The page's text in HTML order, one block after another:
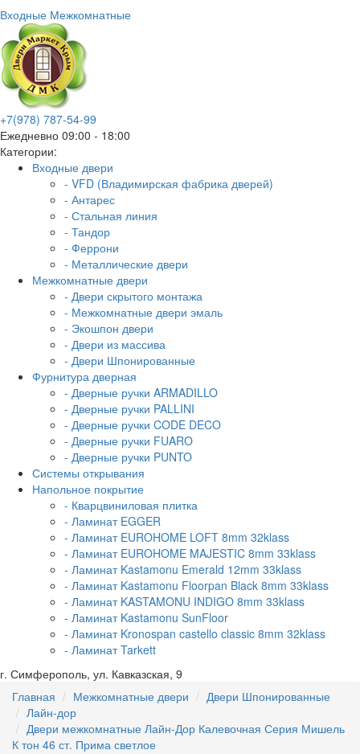
Входные Межкомнатные
+7(978) 787-54-99
Ежедневно 09:00 - 18:00
Категории:
Входные двери
- VFD (Владимирская фабрика дверей)
- Антарес
- Стальная линия
- Тандор
- Феррони
- Металлические двери
Межкомнатные двери
- Двери скрытого монтажа
- Межкомнатные двери эмаль
- Экошпон двери
- Двери из массива
- Двери Шпонированные
Фурнитура дверная
- Дверные ручки ARMADILLO
- Дверные ручки PALLINI
- Дверные ручки CODE DECO
- Дверные ручки FUARO
- Дверные ручки PUNTO
Системы открывания
Напольное покрытие
- Кварцвиниловая плитка
- Ламинат EGGER
- Ламинат EUROHOME LOFT 8mm 32klass
- Ламинат EUROHOME MAJESTIC 8mm 33klass
- Ламинат Kastamonu Emerald 12mm 33klass
- Ламинат Kastamonu Floorpan Black 8mm 33klass
- Ламинат KASTAMONU INDIGO 8mm 33klass
- Ламинат Kastamonu SunFloor
- Ламинат Kronospan castello classic 8mm 32klass
- Ламинат Tarkett
г. Симферополь, ул. Кавказская, 9
Главная
Межкомнатные двери
Двери Шпонированные
Лайн-дор
Двери межкомнатные Лайн-Дор Калевочная Серия Мишель
К тон 46 ст. Прима светлое